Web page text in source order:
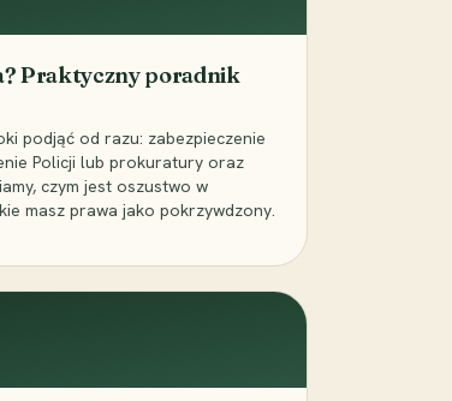
Praktyczny poradnik
podjąć od razu: zabezpieczenie
Policji lub prokuratury oraz
czym jest oszustwo w
masz prawa jako pokrzywdzony.